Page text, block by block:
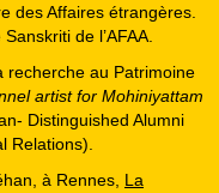
des Affaires étrangères.
de l’AFAA.
recherche au Patrimoine
artist for Mohiniyattam
Distinguished Alumni
Relations).
à Rennes, La